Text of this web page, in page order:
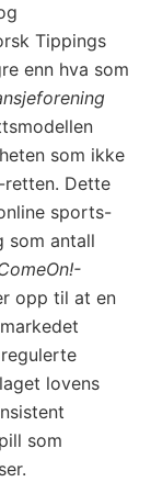
Tippings
enn hva som
som ikke
retten. Dette
sports-
som antall
opp til at en
lovens
som